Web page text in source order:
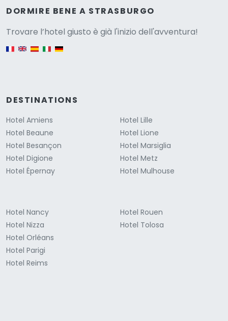
DORMIRE BENE A STRASBURGO
Trovare l’hotel giusto è già l'inizio dell'avventura!
English version
DESTINATIONS
Hotel Amiens
Hotel Beaune
Hotel Besançon
Hotel Digione
Hotel Épernay
Hotel Lille
Hotel Lione
Hotel Marsiglia
Hotel Metz
Hotel Mulhouse
Hotel Nancy
Hotel Nizza
Hotel Orléans
Hotel Parigi
Hotel Reims
Hotel Rouen
Hotel Tolosa